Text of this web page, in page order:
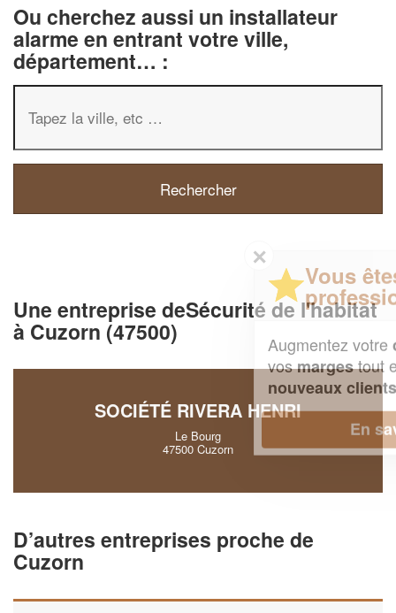
Ou cherchez aussi un installateur
alarme en entrant votre ville,
département… :
Une entreprise deSécurité de l'habitat
à Cuzorn (47500)
SOCIÉTÉ RIVERA HENRI
Le Bourg
47500 Cuzorn
D’autres entreprises proche de
Cuzorn
Vous êtes un
professionnel ?
Augmentez votre chiffre d'affaireset
vosmargestout en gagnant de
En savoir plus